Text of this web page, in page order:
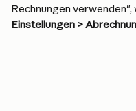
Rechnungen verwenden",
Einstellungen >